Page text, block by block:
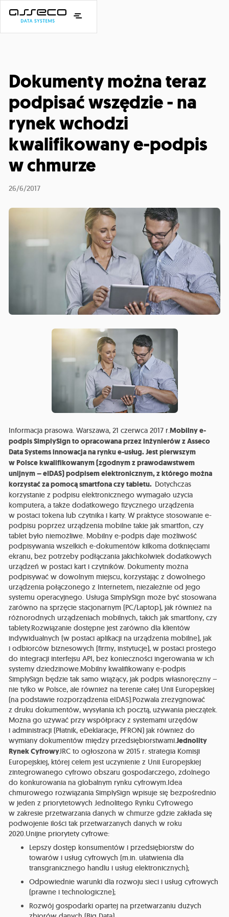
Dokumenty można teraz
podpisać wszędzie - na
rynek wchodzi
kwalifikowany e-podpis
w chmurze
26/6/2017
Informacja prasowa. Warszawa, 21 czerwca 2017 r.Mobilny e-
podpis SimplySign to opracowana przez inżynierów z Asseco
Data Systems innowacja na rynku e-usług. Jest pierwszym
w Polsce kwalifikowanym (zgodnym z prawodawstwem
unijnym – eIDAS) podpisem elektronicznym, z którego można
korzystać za pomocą smartfona czy tabletu. Dotychczas
korzystanie z podpisu elektronicznego wymagało użycia
komputera, a także dodatkowego fizycznego urządzenia
w postaci tokena lub czytnika i karty. W praktyce stosowanie e-
podpisu poprzez urządzenia mobilne takie jak smartfon, czy
tablet było niemożliwe. Mobilny e-podpis daje możliwość
podpisywania wszelkich e-dokumentów kilkoma dotknięciami
ekranu, bez potrzeby podłączania jakichkolwiek dodatkowych
urządzeń w postaci kart i czytników. Dokumenty można
podpisywać w dowolnym miejscu, korzystając z dowolnego
urządzenia połączonego z Internetem, niezależnie od jego
systemu operacyjnego. Usługa SimplySign może być stosowana
zarówno na sprzęcie stacjonarnym (PC/Laptop), jak również na
różnorodnych urządzeniach mobilnych, takich jak smartfony, czy
tablety.Rozwiązanie dostępne jest zarówno dla klientów
indywidualnych (w postaci aplikacji na urządzenia mobilne), jak
i odbiorców biznesowych (firmy, instytucje), w postaci prostego
do integracji interfejsu API, bez konieczności ingerowania w ich
systemy dziedzinowe.Mobilny kwalifikowany e-podpis
SimplySign będzie tak samo wiążący, jak podpis własnoręczny –
nie tylko w Polsce, ale również na terenie całej Unii Europejskiej
(na podstawie rozporządzenia eIDAS).Pozwala zrezygnować
z druku dokumentów, wysyłania ich pocztą, używania pieczątek.
Można go używać przy współpracy z systemami urzędów
i administracji (Płatnik, eDeklaracje, PFRON) jak również do
wymiany dokumentów między przedsiębiorstwami.Jednolity
Rynek CyfrowyJRC to ogłoszona w 2015 r. strategia Komisji
Europejskiej, której celem jest uczynienie z Unii Europejskiej
zintegrowanego cyfrowo obszaru gospodarczego, zdolnego
do konkurowania na globalnym rynku cyfrowym.Idea
chmurowego rozwiązania SimplySign wpisuje się bezpośrednio
w jeden z priorytetowych Jednolitego Rynku Cyfrowego
w zakresie przetwarzania danych w chmurze gdzie zakłada się
podwojenie ilości tak przetwarzanych danych w roku
2020.Unijne priorytety cyfrowe:
Lepszy dostęp konsumentów i przedsiębiorstw do
towarów i usług cyfrowych (m.in. ułatwienia dla
transgranicznego handlu i usług elektronicznych);
Odpowiednie warunki dla rozwoju sieci i usług cyfrowych
(prawne i technologiczne);
Rozwój gospodarki opartej na przetwarzaniu dużych